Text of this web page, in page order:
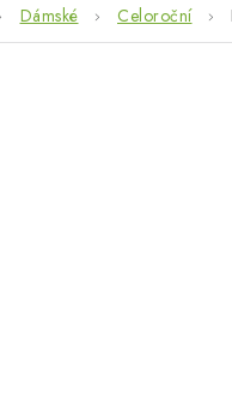
Dámské Celoroční